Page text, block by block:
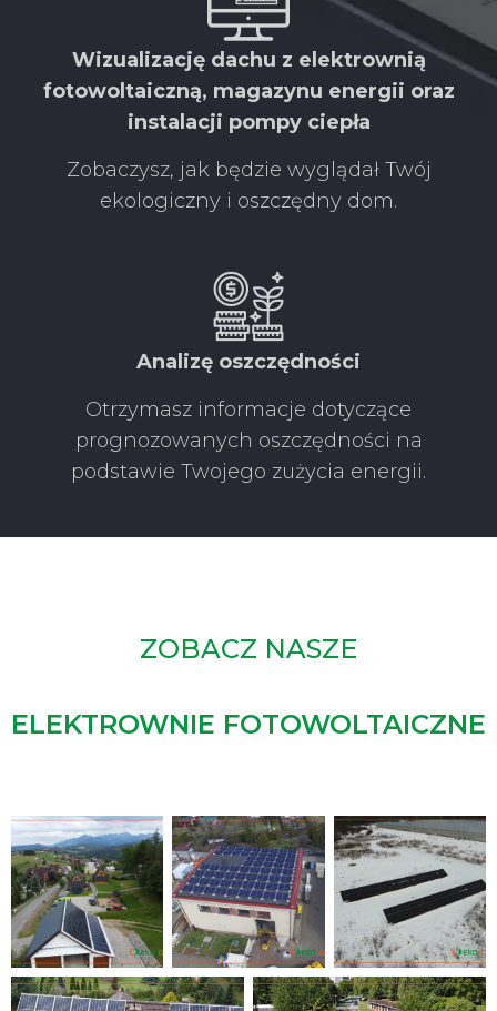
Wizualizację dachu z elektrownią
fotowoltaiczną, magazynu energii oraz
instalacji pompy ciepła
Zobaczysz, jak będzie wyglądał Twój
ekologiczny i oszczędny dom.
Analizę oszczędności
Otrzymasz informacje dotyczące
prognozowanych oszczędności na
podstawie Twojego zużycia energii.
ZOBACZ NASZE
ELEKTROWNIE FOTOWOLTAICZNE